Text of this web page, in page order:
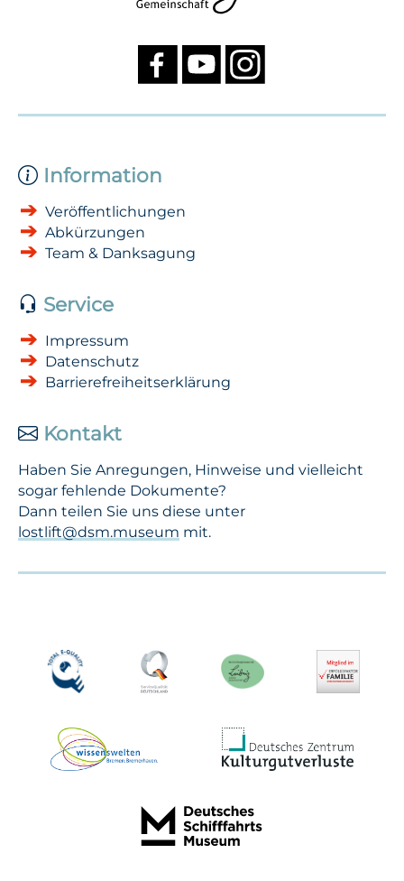
Information
Veröffentlichungen
Abkürzungen
Team & Danksagung
Service
Impressum
Datenschutz
Barrierefreiheitserklärung
Kontakt
Haben Sie Anregungen, Hinweise und vielleicht
sogar fehlende Dokumente?
Dann teilen Sie uns diese unter
lostlift@dsm.museum mit.